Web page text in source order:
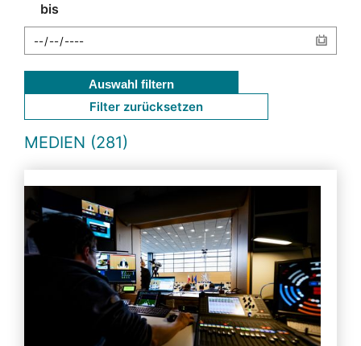
bis
Auswahl filtern
Filter zurücksetzen
MEDIEN (281)